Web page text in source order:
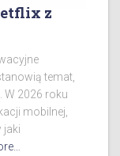
z
temat,
W 2026 roku
mobilnej,
jaki